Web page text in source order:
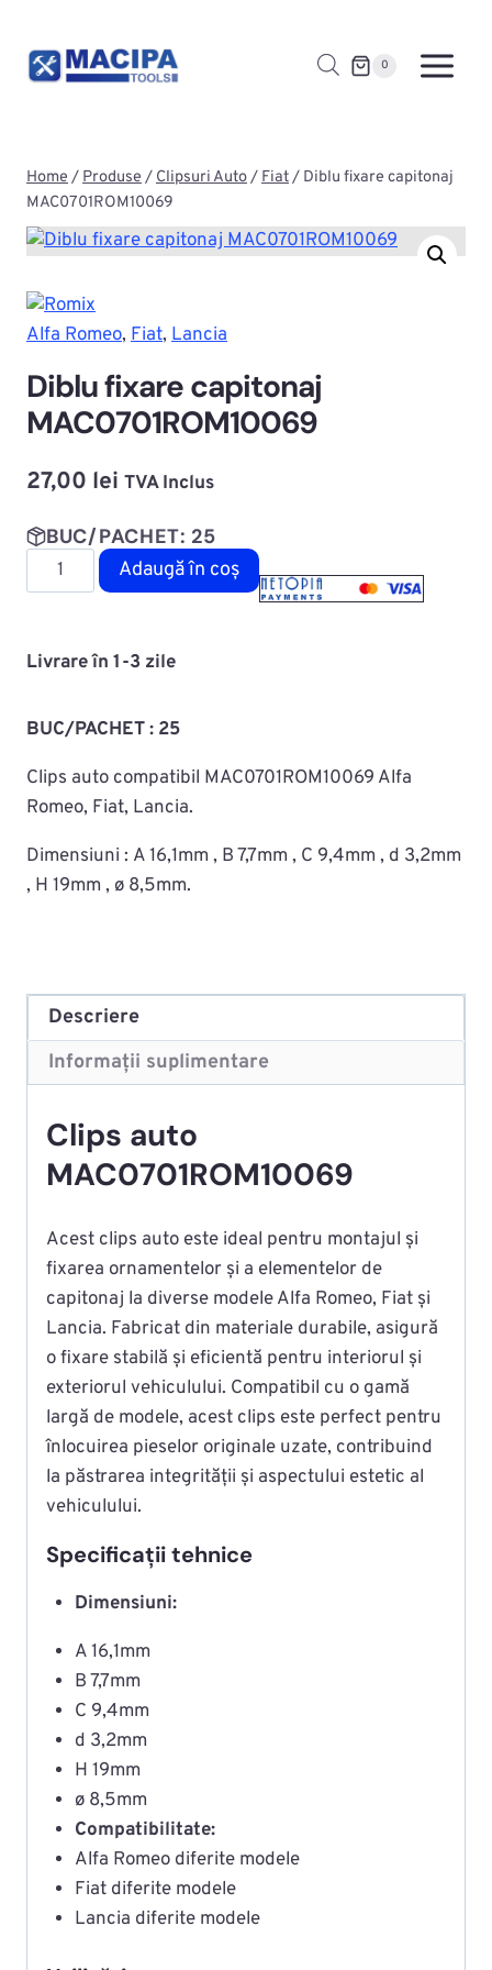
content
0
Home/Produse/Clipsuri Auto/Fiat/ Diblu fixare capitonaj
MAC0701ROM10069
Alfa Romeo, Fiat, Lancia
Diblu fixare capitonaj
MAC0701ROM10069
27,00 lei TVA Inclus
BUC/PACHET: 25
Cantitate
Diblu
capitonaj
Adaugă în coș
Livrare în 1-3 zile
BUC/PACHET : 25
Clips auto compatibil MAC0701ROM10069 Alfa
Romeo, Fiat, Lancia.
Dimensiuni : A 16,1mm , B 7,7mm , C 9,4mm , d 3,2mm
, H 19mm , ø 8,5mm.
Descriere
Informații suplimentare
Clips auto
MAC0701ROM10069
Acest clips auto este ideal pentru montajul și
fixarea ornamentelor și a elementelor de
capitonaj la diverse modele Alfa Romeo, Fiat și
Lancia. Fabricat din materiale durabile, asigură
o fixare stabilă și eficientă pentru interiorul și
exteriorul vehiculului. Compatibil cu o gamă
largă de modele, acest clips este perfect pentru
înlocuirea pieselor originale uzate, contribuind
la păstrarea integrității și aspectului estetic al
vehiculului.
Specificații tehnice
Dimensiuni:
A 16,1mm
B 7,7mm
C 9,4mm
d 3,2mm
H 19mm
ø 8,5mm
Compatibilitate:
Alfa Romeo diferite modele
Fiat diferite modele
Lancia diferite modele